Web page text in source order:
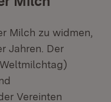
Milch zu widmen,
Jahren. Der
Vereinten